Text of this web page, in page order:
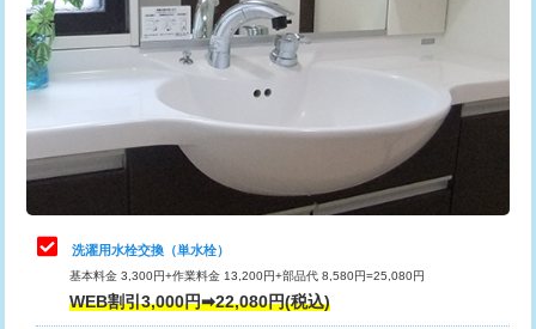
※給水管工事は20mmまでの価格です。
給水管工事※（塩ビ管（VP・HI）使
用/3ｍまで)
33,000円
給水管工事※（塩ビ管（VP・HI）使
用（追加）/3ｍ超え)
給水管工事※（ライニング鋼管・銅
管・ポリ管・HT管使用/3ｍまで)
44,000円
給水管工事※（ライニング鋼管・銅
管・ポリ管・HT管使用/3ｍ超え)
排水管工事（土の掘削・埋め戻し作
カメラ調査 33,000円
桝清掃
止水・漏水調査・防水処理・清掃・修
理・調整・分解・加工など（軽作業）
11,000円
止水・漏水調査・防水処理・清掃・修
理・調整・分解・加工など（中作業）
22,000円
止水・漏水調査・防水処理・清掃・修
理・調整・分解・加工など（重作業）
33,000円
洗濯用水栓交換（単水栓）
基本料金 3,300円+作業料金 13,200円+部品代 8,580円=25,080円
WEB割引3,000円➡22,080円(税込)